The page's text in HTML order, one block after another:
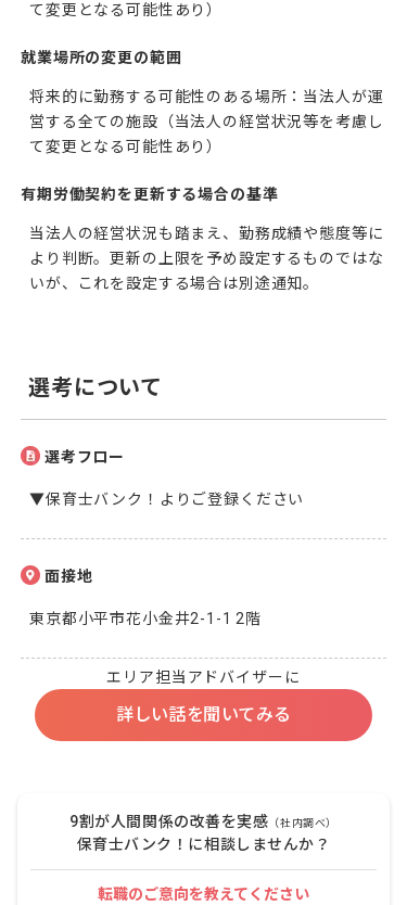
て変更となる可能性あり）
就業場所の変更の範囲
将来的に勤務する可能性のある場所：当法人が運
営する全ての施設（当法人の経営状況等を考慮し
て変更となる可能性あり）
有期労働契約を更新する場合の基準
当法人の経営状況も踏まえ、勤務成績や態度等に
より判断。更新の上限を予め設定するものではな
いが、これを設定する場合は別途通知。
選考について
選考フロー
▼保育士バンク！よりご登録ください
面接地
東京都小平市花小金井2-1-1 2階
エリア担当アドバイザーに
詳しい話を聞いてみる
9割が人間関係の改善を実感 （社内調べ）
保育士バンク！に相談しませんか？
転職のご意向を教えてください